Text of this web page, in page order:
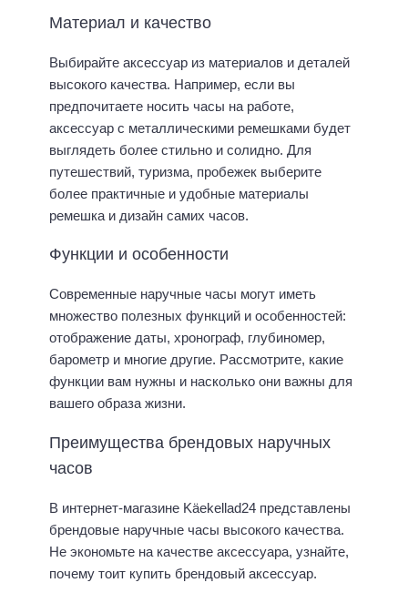
Материал и качество
Выбирайте аксессуар из материалов и деталей
высокого качества. Например, если вы
предпочитаете носить часы на работе,
аксессуар с металлическими ремешками будет
выглядеть более стильно и солидно. Для
путешествий, туризма, пробежек выберите
более практичные и удобные материалы
ремешка и дизайн самих часов.
Функции и особенности
Современные наручные часы могут иметь
множество полезных функций и особенностей:
отображение даты, хронограф, глубиномер,
барометр и многие другие. Рассмотрите, какие
функции вам нужны и насколько они важны для
вашего образа жизни.
Преимущества брендовых наручных
часов
В интернет-магазине Käekellad24 представлены
брендовые наручные часы высокого качества.
Не экономьте на качестве аксессуара, узнайте,
почему тоит купить брендовый аксессуар.